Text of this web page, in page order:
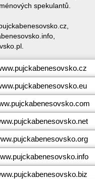
spekulantů.